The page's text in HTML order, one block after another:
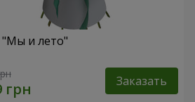
"Мы и лето"
Заказать